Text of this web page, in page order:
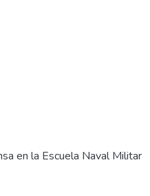
en la Escuela Naval Militar